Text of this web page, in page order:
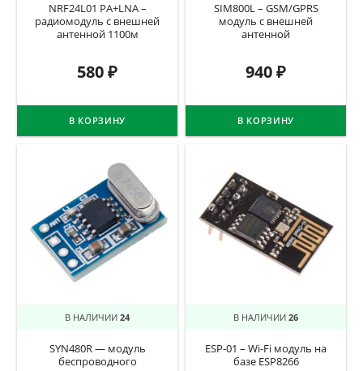
NRF24L01 PA+LNA –
радиомодуль с внешней
антенной 1100м
580₽
В КОРЗИНУ
SIM800L – GSM/GPRS
модуль с внешней
антенной
940₽
В КОРЗИНУ
В НАЛИЧИИ 24
SYN480R — модуль
беспроводного
В НАЛИЧИИ 26
ESP-01 – Wi-Fi модуль на
базе ESP8266